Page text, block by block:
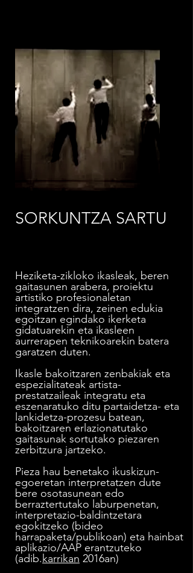
SORKUNTZA SARTU
Heziketa-zikloko ikasleak, beren
gaitasunen arabera, proiektu
artistiko profesionaletan
integratzen dira, zeinen edukia
egoitzan egindako ikerketa
gidatuarekin eta ikasleen
aurrerapen teknikoarekin batera
garatzen duten.
Ikasle bakoitzaren zenbakiak eta
espezialitateak artista-
prestatzaileak integratu eta
eszenaratuko ditu partaidetza- eta
lankidetza-prozesu batean,
bakoitzaren erlazionatutako
gaitasunak sortutako piezaren
zerbitzura jartzeko.
Pieza hau benetako ikuskizun-
egoeretan interpretatzen dute
bere osotasunean edo
berraztertutako laburpenetan,
interpretazio-baldintzetara
egokitzeko (bideo
harrapaketa/publikoan) eta hainbat
aplikazio/AAP erantzuteko
(adib.karrikan 2016an)